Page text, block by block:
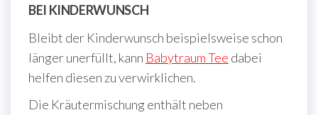
BEI KINDERWUNSCH
Bleibt der Kinderwunsch beispielsweise schon
länger unerfüllt, kann Babytraum Tee dabei
helfen diesen zu verwirklichen.
Die Kräutermischung enthält neben